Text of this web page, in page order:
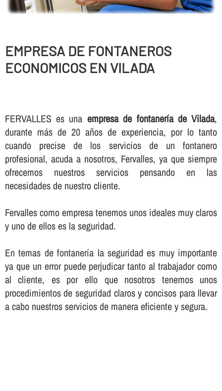
EMPRESA DE FONTANEROS
ECONOMICOS EN VILADA
FERVALLES es una empresa de fontanerí­a de Vilada,
durante más de 20 años de experiencia, por lo tanto
cuando precise de los servicios de un fontanero
profesional, acuda a nosotros, Fervalles, ya que siempre
ofrecemos nuestros servicios pensando en las
necesidades de nuestro cliente.
Fervalles como empresa tenemos unos ideales muy claros
y uno de ellos es la seguridad.
En temas de fontanerí­a la seguridad es muy importante
ya que un error puede perjudicar tanto al trabajador como
al cliente, es por ello que nosotros tenemos unos
procedimientos de seguridad claros y concisos para llevar
a cabo nuestros servicios de manera eficiente y segura.